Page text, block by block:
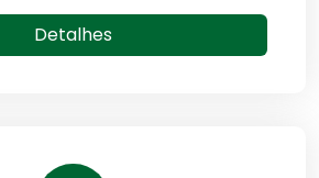
Detalhes